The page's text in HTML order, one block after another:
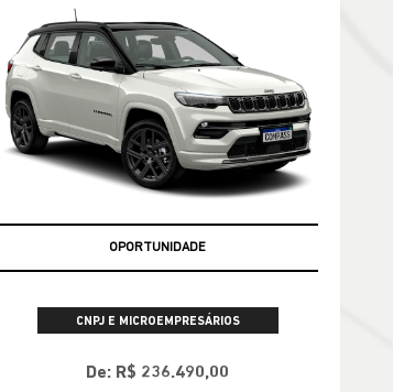
OPORTUNIDADE
CNPJ E MICROEMPRESÁRIOS
De: R$ 236.490,00